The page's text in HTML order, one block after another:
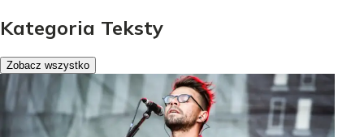
Kategoria Teksty
Zobacz wszystko